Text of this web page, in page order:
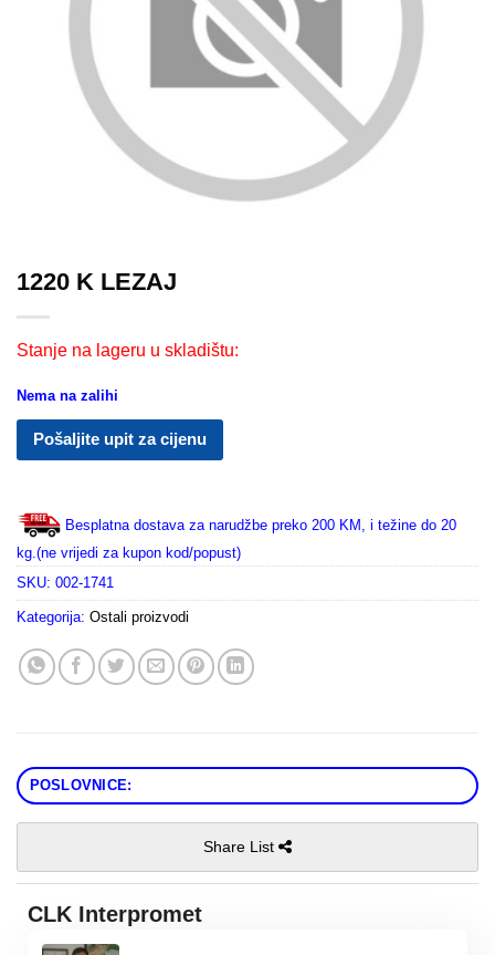
1220 K LEZAJ
Stanje na lageru u skladištu:
Nema na zalihi
Pošaljite upit za cijenu
Besplatna dostava za narudžbe preko 200 KM, i težine do 20
kg.(ne vrijedi za kupon kod/popust)
SKU: 002-1741
Kategorija: Ostali proizvodi
POSLOVNICE:
Share List
CLK Interpromet